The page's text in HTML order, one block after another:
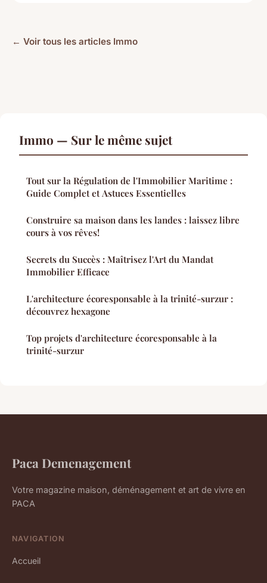
← Voir tous les articles Immo
Immo — Sur le même sujet
Tout sur la Régulation de l'Immobilier Maritime :
Guide Complet et Astuces Essentielles
Construire sa maison dans les landes : laissez libre
cours à vos rêves!
Secrets du Succès : Maîtrisez l'Art du Mandat
Immobilier Efficace
L'architecture écoresponsable à la trinité-surzur :
découvrez hexagone
Top projets d'architecture écoresponsable à la
trinité-surzur
Paca Demenagement
Votre magazine maison, déménagement et art de vivre en
PACA
NAVIGATION
Accueil